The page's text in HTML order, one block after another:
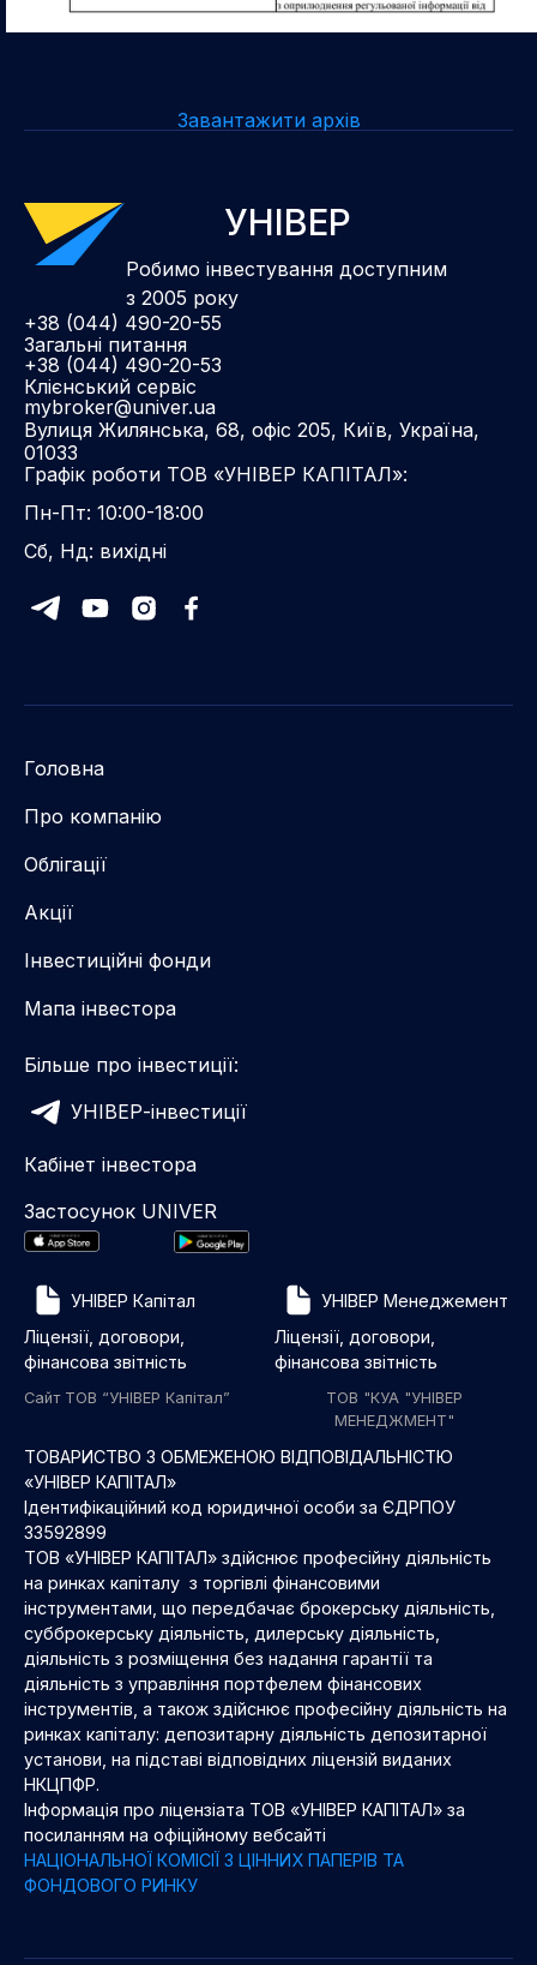
Завантажити архів
УНІВЕР
Робимо інвестування доступним
з 2005 року
+38 (044) 490-20-55
Загальні питання
+38 (044) 490-20-53
Клієнський сервіс
mybroker@univer.ua
Вулиця Жилянська, 68, офіс 205, Київ, Україна,
01033
Графік роботи ТОВ «УНІВЕР КАПІТАЛ»:
Пн-Пт: 10:00-18:00
Сб, Нд: вихідні
Головна
Про компанію
Облігації
Акції
Інвестиційні фонди
Мапа інвестора
Більше про інвестиції:
УНІВЕР-інвестиції
Кабінет інвестора
Застосунок UNIVER
УНІВЕР Капітал
Ліцензії, договори,
фінансова звітність
Сайт ТОВ “УНІВЕР Капітал”
УНІВЕР Менеджемент
Ліцензії, договори,
фінансова звітність
ТОВ "КУА "УНІВЕР
МЕНЕДЖМЕНТ"
ТОВАРИСТВО З ОБМЕЖЕНОЮ ВІДПОВІДАЛЬНІСТЮ
«УНІВЕР КАПІТАЛ»
Ідентифікаційний код юридичної особи за ЄДРПОУ
33592899
ТОВ «УНІВЕР КАПІТАЛ» здійснює професійну діяльність
на ринках капіталу з торгівлі фінансовими
інструментами, що передбачає брокерську діяльність,
субброкерську діяльність, дилерську діяльність,
діяльність з розміщення без надання гарантії та
діяльність з управління портфелем фінансових
інструментів, а також здійснює професійну діяльність на
ринках капіталу: депозитарну діяльність депозитарної
установи, на підставі відповідних ліцензій виданих
НКЦПФР.
Інформація про ліцензіата ТОВ «УНІВЕР КАПІТАЛ» за
посиланням на офіційному вебсайті
НАЦІОНАЛЬНОЇ КОМІСІЇ З ЦІННИХ ПАПЕРІВ ТА
ФОНДОВОГО РИНКУ